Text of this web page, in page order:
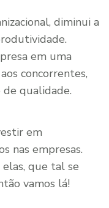
diminui a
em uma
concorrentes,
qualidade.
em
nas empresas.
elas, que tal se
vamos lá!